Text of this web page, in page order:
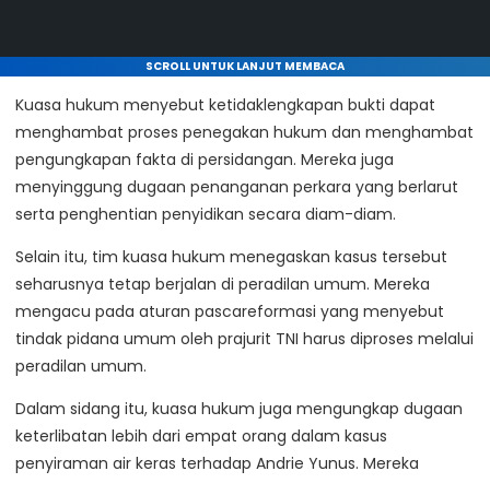
SCROLL UNTUK LANJUT MEMBACA
Kuasa hukum menyebut ketidaklengkapan bukti dapat
menghambat proses penegakan hukum dan menghambat
pengungkapan fakta di persidangan. Mereka juga
menyinggung dugaan penanganan perkara yang berlarut
serta penghentian penyidikan secara diam-diam.
Selain itu, tim kuasa hukum menegaskan kasus tersebut
seharusnya tetap berjalan di peradilan umum. Mereka
mengacu pada aturan pascareformasi yang menyebut
tindak pidana umum oleh prajurit TNI harus diproses melalui
peradilan umum.
Dalam sidang itu, kuasa hukum juga mengungkap dugaan
keterlibatan lebih dari empat orang dalam kasus
penyiraman air keras terhadap Andrie Yunus. Mereka